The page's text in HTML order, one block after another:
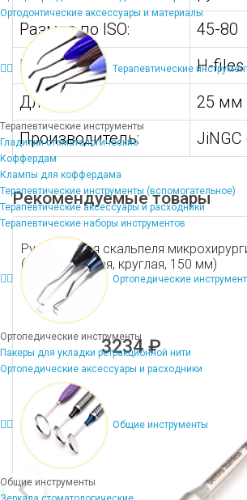
Ортодонтические аксессуары и материалы
Терапевтические
Терапевтические инструменты
Гладилки стоматологические
Коффердам
Клампы для коффердама
Терапевтические инструменты (вспомогательное)
Терапевтические аксессуары и расходники
Терапевтические наборы инструментов
Ортопедические
Ортопедические инструменты
Пакеры для укладки ретракционной нити
Ортопедические аксессуары и расходники
Общие инструменты
Общие инструменты
Размер по ISO:
45-80
Вид:
H-files
Длина:
25 мм
Производитель:
Рекомендуемые товары
Рукоятка для скальпеля
(многоразовая, круглая, 150 мм)
3234 ₽